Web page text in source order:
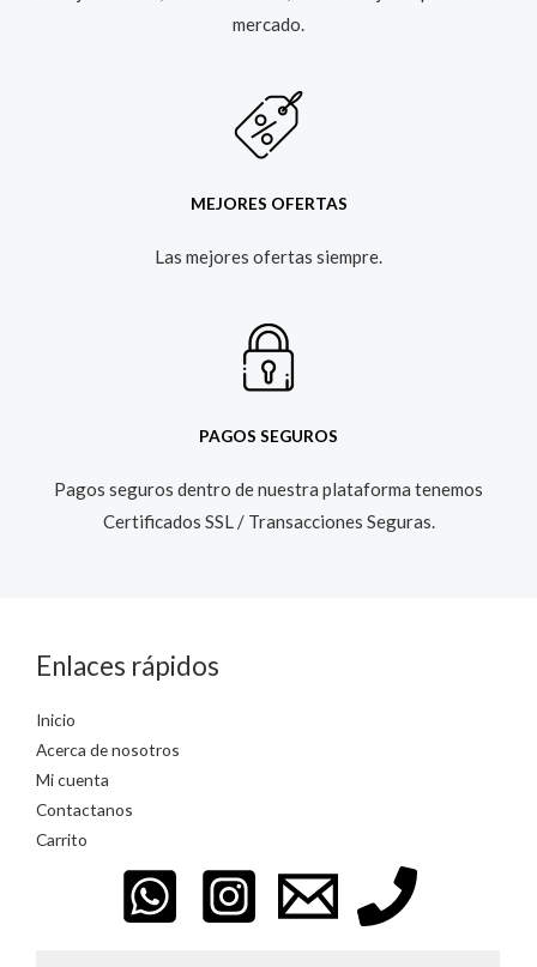
mercado.​
MEJORES OFERTAS
Las mejores ofertas siempre.​
PAGOS SEGUROS
Pagos seguros dentro de nuestra plataforma tenemos
Certificados SSL / Transacciones Seguras.​
Enlaces rápidos
Inicio
Acerca de nosotros
Mi cuenta
Contactanos
Carrito